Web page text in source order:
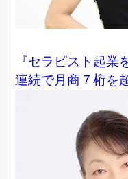
『セラピスト起業
連続で月商７桁を